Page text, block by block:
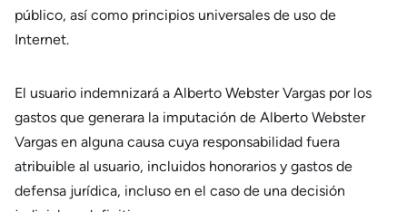
público, así como principios universales de uso de
Internet.
El usuario indemnizará a Alberto Webster Vargas por los
gastos que generara la imputación de Alberto Webster
Vargas en alguna causa cuya responsabilidad fuera
atribuible al usuario, incluidos honorarios y gastos de
defensa jurídica, incluso en el caso de una decisión